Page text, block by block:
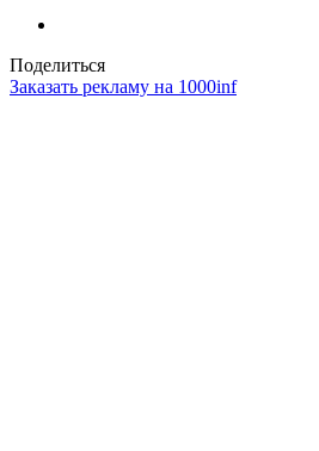
Поделиться
Заказать рекламу на 1000inf